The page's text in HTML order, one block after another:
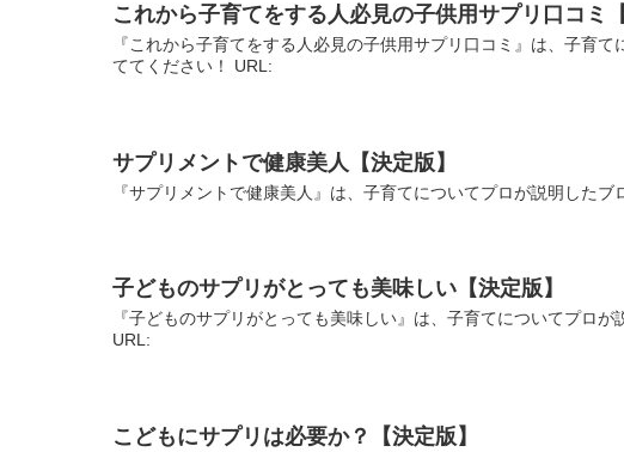
これから子育てをする人必見の子供用サプリ口コミ
『これから子育てをする人必見の子供用サプリ口コミ』は、子育
ててください！ URL:
サプリメントで健康美人【決定版】
『サプリメントで健康美人』は、子育てについてプロが説明した
子どものサプリがとっても美味しい【決定版】
『子どものサプリがとっても美味しい』は、子育てについてプロ
URL:
こどもにサプリは必要か？【決定版】